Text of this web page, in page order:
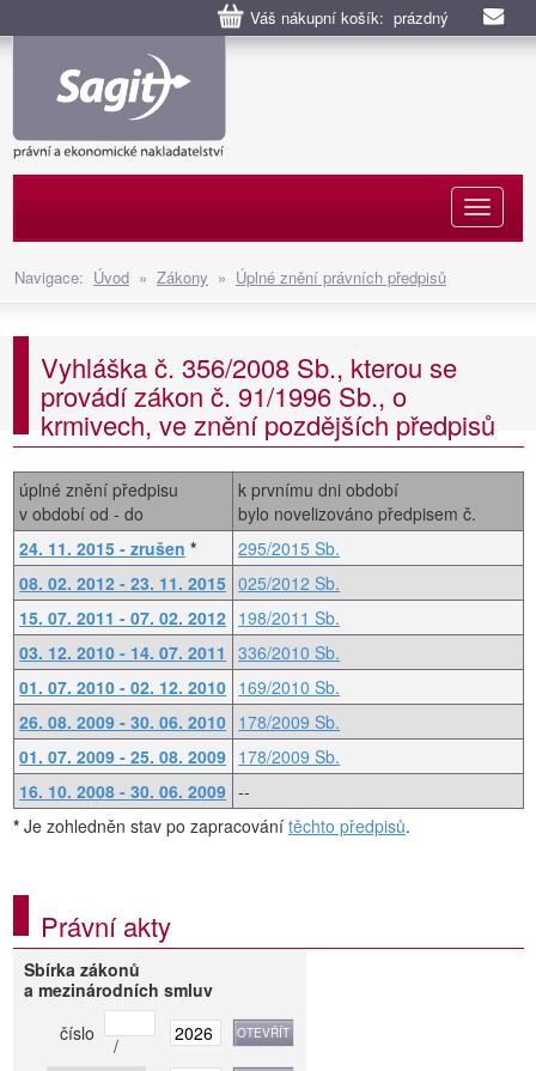
Váš nákupní košík: prázdný
Navigace: Úvod » Zákony » Úplné znění právních předpisů
Vyhláška č. 356/2008 Sb., kterou se
provádí zákon č. 91/1996 Sb., o
krmivech, ve znění pozdějších předpisů
úplné znění předpisu
v období od - do
k prvnímu dni období
bylo novelizováno předpisem č.
24. 11. 2015 - zrušen *
295/2015 Sb.
08. 02. 2012 - 23. 11. 2015 025/2012 Sb.
15. 07. 2011 - 07. 02. 2012 198/2011 Sb.
03. 12. 2010 - 14. 07. 2011
336/2010 Sb.
01. 07. 2010 - 02. 12. 2010 169/2010 Sb.
26. 08. 2009 - 30. 06. 2010 178/2009 Sb.
01. 07. 2009 - 25. 08. 2009 178/2009 Sb.
16. 10. 2008 - 30. 06. 2009 --
* Je zohledněn stav po zapracování těchto předpisů.
Právní akty
Sbírka zákonů
a mezinárodních smluv
číslo
/